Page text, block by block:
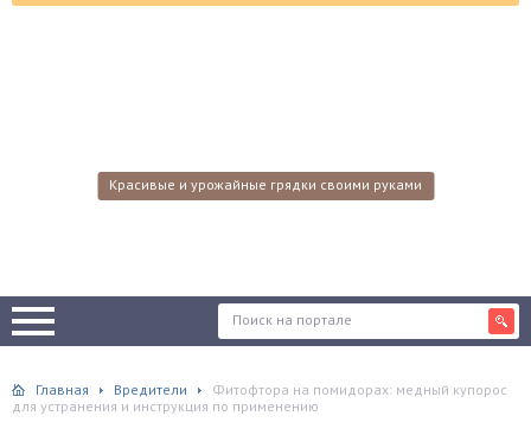
Красивые и урожайные грядки своими руками
Главная Вредители
Фитофтора на помидорах: медный купорос
для устранения и инструкция по применению